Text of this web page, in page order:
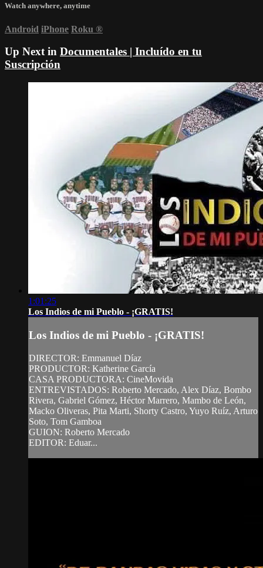
Watch anywhere, anytime
Android iPhone Roku ®
Up Next in Documentales | Incluído en tu
Suscripción
1:01:25
Los Indios de mi Pueblo - ¡GRATIS!
Los Indios de mi Pueblo - ¡GRATIS!
DIRECTOR: Emmanuel Díaz
PRODUCTOR: Katherine García
CASA PRODUCTORA: CineMovida
ENTREVISTADOS: Roberto Mercado, Alex Díaz, Bombo
Rivera, Gabriel Gómez, Héctor Marrero, Mambo de León,
Macko Oliveras, Pita Marti, Shorty Castro, Yuyo Ruíz, Arturo
Soto, Tom Gamboa
GUION: Roberto Mercado
EDITOR: Eduar...